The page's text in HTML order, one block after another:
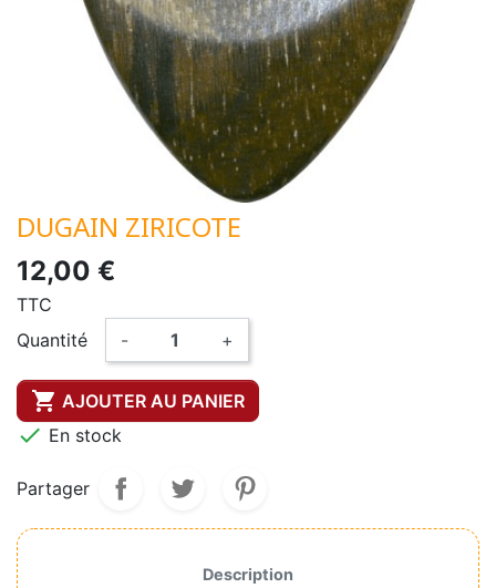
DUGAIN ZIRICOTE
12,00 €
TTC
Quantité
- +
 AJOUTER AU PANIER
 En stock
Partager
Description